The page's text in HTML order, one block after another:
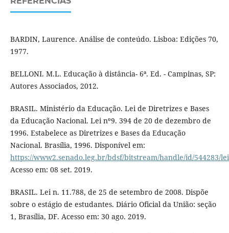
BARDIN, Laurence. Análise de conteúdo. Lisboa: Edições 70,
1977.
BELLONI. M.L. Educação à distância- 6ª. Ed. - Campinas, SP:
Autores Associados, 2012.
BRASIL. Ministério da Educação. Lei de Diretrizes e Bases
da Educação Nacional. Lei nº9. 394 de 20 de dezembro de
1996. Estabelece as Diretrizes e Bases da Educação
Nacional. Brasília, 1996. Disponível em:
https://www2.senado.leg.br/bdsf/bitstream/handle/id/544283/
Acesso em: 08 set. 2019.
BRASIL. Lei n. 11.788, de 25 de setembro de 2008. Dispõe
sobre o estágio de estudantes. Diário Oficial da União: seção
1, Brasília, DF. Acesso em: 30 ago. 2019.